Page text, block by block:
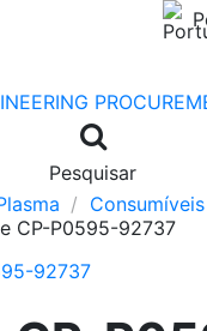
Pesquisar
Consumíveis
CP-P0595-92737